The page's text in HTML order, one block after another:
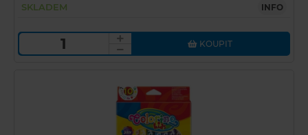
SKLADEM INFO
KOUPIT